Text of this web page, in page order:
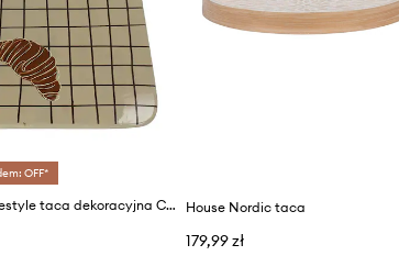
OFF*
home & lifestyle taca dekoracyjna Croissant 1,5 x 23 x 40,5 cm House Nordic taca
179,99 zł